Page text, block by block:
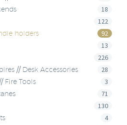
18
122
holders 92
13
226
// Desk Accessories 28
Fire Tools 3
71
130
4